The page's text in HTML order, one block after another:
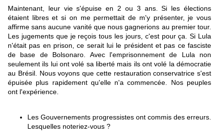
Maintenant, leur vie s'épuise en 2 ou 3 ans. Si les élections
étaient libres et si on me permettait de m'y présenter, je vous
affirme sans aucune vanité que nous gagnerions au premier tour.
Les jugements que je reçois tous les jours, c'est pour ça. Si Lula
n'était pas en prison, ce serait lui le président et pas ce fasciste
de base de Bolsonaro. Avec l'emprisonnement de Lula non
seulement ils lui ont volé sa liberté mais ils ont volé la démocratie
au Brésil. Nous voyons que cette restauration conservatrice s'est
épuisée plus rapidement qu'elle n'a commencée. Nos peuples
ont l'expérience.
Les Gouvernements progressistes ont commis des erreurs.
Lesquelles noteriez-vous ?